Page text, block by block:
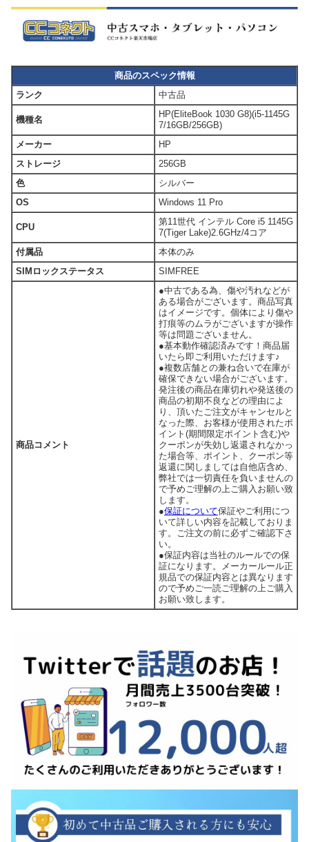
商品のスペック情報
ランク
中古品
機種名
HP(EliteBook 1030 G8)(i5-1145G
7/16GB/256GB)
メーカー
HP
ストレージ
256GB
色
シルバー
OS
Windows 11 Pro
CPU
第11世代 インテル Core i5 1145G
7(Tiger Lake)2.6GHz/4コア
付属品
本体のみ
SIMロックステータス
SIMFREE
商品コメント
●中古である為、傷や汚れなどが
ある場合がございます。商品写真
はイメージです。個体により傷や
打痕等のムラがございますが操作
等は問題ございません。
●基本動作確認済みです！商品届
いたら即ご利用いただけます♪
●複数店舗との兼ね合いで在庫が
確保できない場合がございます。
発注後の商品在庫切れや発送後の
商品の初期不良などの理由によ
り、頂いたご注文がキャンセルと
なった際、お客様が使用されたポ
イント(期間限定ポイント含む)や
クーポンが失効し返還されなかっ
た場合等、ポイント、クーポン等
返還に関しましては自他店含め、
弊社では一切責任を負いませんの
で予めご理解の上ご購入お願い致
します。
●保証について保証やご利用につ
いて詳しい内容を記載しておりま
す。ご注文の前に必ずご確認下さ
い。
●保証内容は当社のルールでの保
証になります。メーカールール正
規品での保証内容とは異なります
ので予めご一読ご理解の上ご購入
お願い致します。